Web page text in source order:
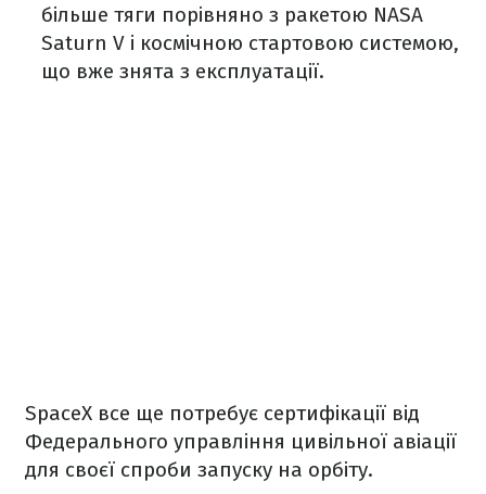
більше тяги порівняно з ракетою NASA
Saturn V і космічною стартовою системою,
що вже знята з експлуатації.
SpaceX все ще потребує сертифікації від
Федерального управління цивільної авіації
для своєї спроби запуску на орбіту.